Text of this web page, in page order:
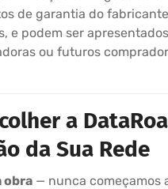
de garantia do
e podem ser
ou futuros
a
da Sua Rede
obra — nunca começamos